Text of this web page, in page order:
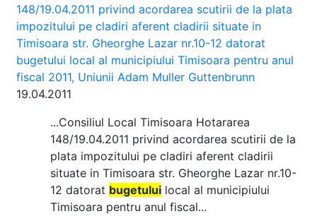
148/19.04.2011 privind acordarea scutirii de la plata
impozitului pe cladiri aferent cladirii situate in
Timisoara str. Gheorghe Lazar nr.10-12 datorat
bugetului local al municipiului Timisoara pentru anul
fiscal 2011, Uniunii Adam Muller Guttenbrunn
19.04.2011
...Consiliul Local Timisoara Hotararea
148/19.04.2011 privind acordarea scutirii de la
plata impozitului pe cladiri aferent cladirii
situate in Timisoara str. Gheorghe Lazar nr.10-
12 datorat bugetului local al municipiului
Timisoara pentru anul fiscal...